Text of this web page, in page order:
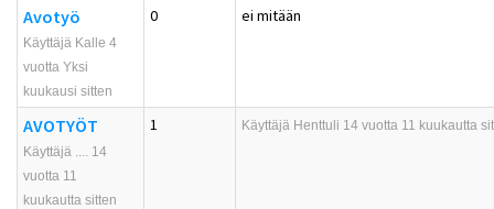
Avotyö
Käyttäjä Kalle 4
vuotta Yksi
kuukausi sitten
0 ei mitään
AVOTYÖT
Käyttäjä .... 14
vuotta 11
kuukautta sitten
1 Käyttäjä Henttuli 14 vuotta 11 kuukautta